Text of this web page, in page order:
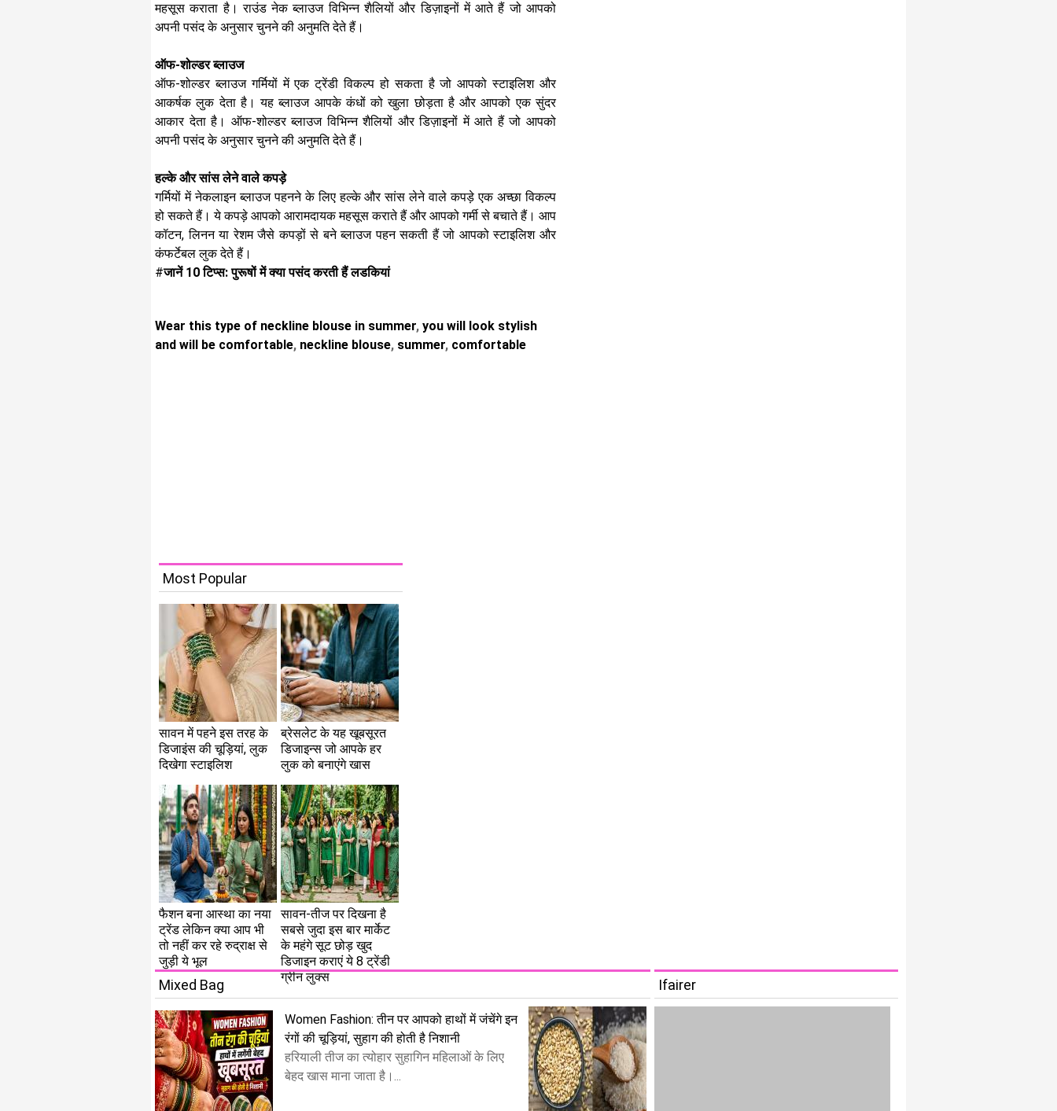
महसूस कराता है। राउंड नेक ब्लाउज विभिन्न शैलियों और डिज़ाइनों में आते हैं जो आपको
अपनी पसंद के अनुसार चुनने की अनुमति देते हैं।
ऑफ-शोल्डर ब्लाउज
ऑफ-शोल्डर ब्लाउज गर्मियों में एक ट्रेंडी विकल्प हो सकता है जो आपको स्टाइलिश और
आकर्षक लुक देता है। यह ब्लाउज आपके कंधों को खुला छोड़ता है और आपको एक सुंदर
आकार देता है। ऑफ-शोल्डर ब्लाउज विभिन्न शैलियों और डिज़ाइनों में आते हैं जो आपको
अपनी पसंद के अनुसार चुनने की अनुमति देते हैं।
हल्के और सांस लेने वाले कपड़े
गर्मियों में नेकलाइन ब्लाउज पहनने के लिए हल्के और सांस लेने वाले कपड़े एक अच्छा विकल्प
हो सकते हैं। ये कपड़े आपको आरामदायक महसूस कराते हैं और आपको गर्मी से बचाते हैं। आप
कॉटन, लिनन या रेशम जैसे कपड़ों से बने ब्लाउज पहन सकती हैं जो आपको स्टाइलिश और
कंफर्टेबल लुक देते हैं।
#जानें 10 टिप्स: पुरूषों में क्या पसंद करती हैं लडकियां
Wear this type of neckline blouse in summer, you will look stylish
and will be comfortable, neckline blouse, summer, comfortable
Most Popular
सावन में पहने इस तरह के
डिजाइंस की चूड़ियां, लुक
दिखेगा स्टाइलिश
ब्रेसलेट के यह खूबसूरत
डिजाइन्स जो आपके हर
लुक को बनाएंगे खास
फैशन बना आस्था का नया
ट्रेंड लेकिन क्या आप भी
तो नहीं कर रहे रुद्राक्ष से
जुड़ी ये भूल
सावन-तीज पर दिखना है
सबसे जुदा इस बार मार्केट
के महंगे सूट छोड़ खुद
डिजाइन कराएं ये 8 ट्रेंडी
ग्रीन लुक्स
Mixed Bag
Women Fashion: तीन पर आपको हाथों में जंचेंगे इन
रंगों की चूड़ियां, सुहाग की होती है निशानी
हरियाली तीज का त्योहार सुहागिन महिलाओं के लिए
बेहद खास माना जाता है।...
Ifairer